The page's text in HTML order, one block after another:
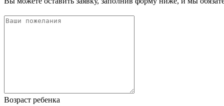
Возраст ребенка